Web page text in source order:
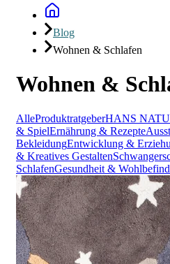
Blog
Wohnen & Schlafen
Wohnen &
AlleProduktratgeberHANS
& SpielErnährung & Rezepte
BekleidungEntwicklung &
& Kreatives Gestalten
SchlafenGesundheit &